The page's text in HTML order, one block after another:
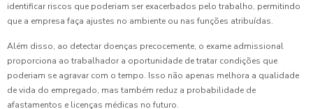
identificar riscos que poderiam ser exacerbados pelo trabalho, permitindo
que a empresa faça ajustes no ambiente ou nas funções atribuídas.
Além disso, ao detectar doenças precocemente, o exame admissional
proporciona ao trabalhador a oportunidade de tratar condições que
poderiam se agravar com o tempo. Isso não apenas melhora a qualidade
de vida do empregado, mas também reduz a probabilidade de
afastamentos e licenças médicas no futuro.